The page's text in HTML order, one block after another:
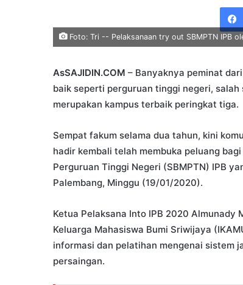
Foto: Tri -- Pelaksanaan try out SBMPTN IPB
AsSAJIDIN.COM – Banyaknya peminat
baik seperti perguruan tinggi negeri,
merupakan kampus terbaik peringkat tiga.
Sempat fakum selama dua tahun, kini
hadir kembali telah membuka peluang
Perguruan Tinggi Negeri (SBMPTN) IPB
Palembang, Minggu (19/01/2020).
Ketua Pelaksana Into IPB 2020
Keluarga Mahasiswa Bumi Sriwijaya
informasi dan pelatihan mengenai sistem
persaingan.